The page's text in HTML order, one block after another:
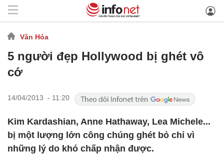
Văn Hóa
5 người đẹp Hollywood bị ghét vô
cớ
14/04/2013 - 11:20
Kim Kardashian, Anne Hathaway, Lea Michele...
bị một lượng lớn công chúng ghét bỏ chỉ vì
những lý do khó chấp nhận được.